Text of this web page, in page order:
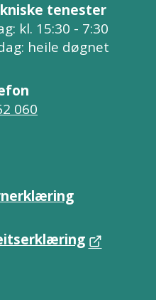
tenester
kl. 15:30 - 7:30
heile døgnet
060